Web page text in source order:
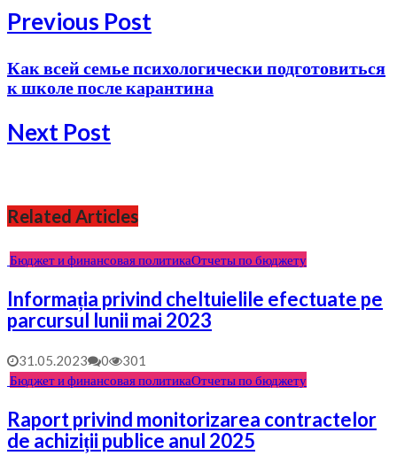
Previous Post
Как всей семье психологически подготовиться
к школе после карантина
Next Post
Related Articles
Бюджет и финансовая политикаОтчеты по бюджету
Informația privind cheltuielile efectuate pe
parcursul lunii mai 2023
31.05.2023 0
301
Бюджет и финансовая политикаОтчеты по бюджету
Raport privind monitorizarea contractelor
de achiziții publice anul 2025